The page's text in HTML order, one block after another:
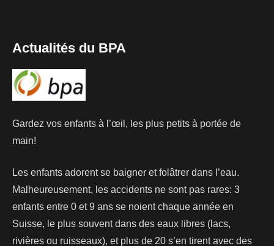
Actualités du BPA
Gardez vos enfants à l’œil, les plus petits à portée de
main!
Les enfants adorent se baigner et folâtrer dans l’eau.
Malheureusement, les accidents ne sont pas rares: 3
enfants entre 0 et 9 ans se noient chaque année en
Suisse, le plus souvent dans des eaux libres (lacs,
rivières ou ruisseaux), et plus de 20 s’en tirent avec des